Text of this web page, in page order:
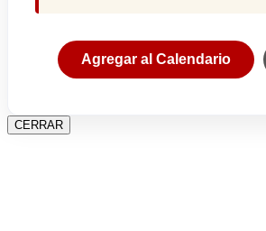
Agregar al Calendario
CERRAR